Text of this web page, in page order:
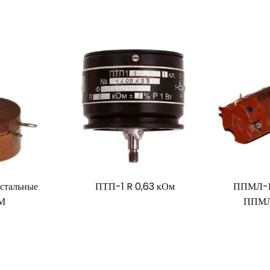
ПТП-1 R 0,63 кОм
ППМЛ-